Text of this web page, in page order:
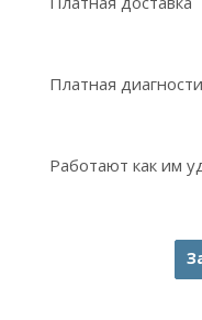
Платная
Работают как им